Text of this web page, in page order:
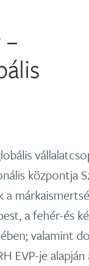
központja
a fehér-és
valamint
EVP-je